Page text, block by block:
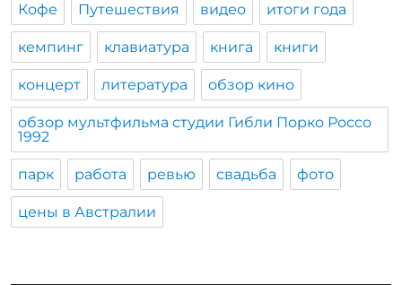
Кофе Путешествия видео итоги года
кемпинг клавиатура книга книги
концерт литература обзор кино
обзор мультфильма студии Гибли Порко Россо
1992
парк работа ревью свадьба фото
цены в Австралии